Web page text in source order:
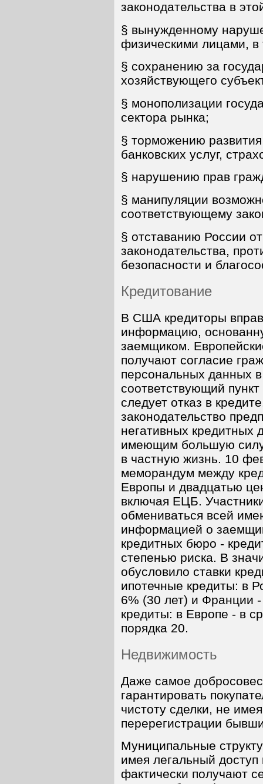
законодательства в
§ вынужденному
физическими лицами, в
§ сохранению за
хозяйствующего
§ монополизации
сектора рынка;
§ торможению
банковских услуг,
§ нарушению прав
§ манипуляции
соответствующему
§ отставанию России
законодательства,
безопасности и
Кредитование
В США кредиторы
информацию,
заемщиком.
получают согласие
персональных данных
соответствующий
следует отказ в
законодательство
негативных кредитных
имеющим большую
в частную жизнь. 10
меморандум между
Европы и двадцатью
включая ЕЦБ.
обмениваться всей
информацией о
кредитных бюро -
степенью риска. В
обусловило ставки
ипотечные кредиты: в
6% (30 лет) и Франции
кредиты: в Европе - в
порядка 20.
Недвижимость
Даже самое
гарантировать
чистоту сделки, не
перерегистрации
Муниципальные
имея легальный
фактически получают